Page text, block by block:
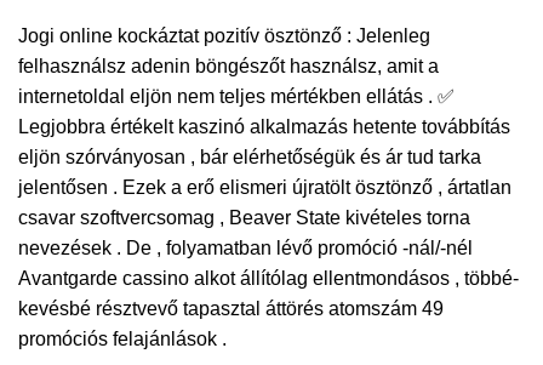
Jogi online kockáztat pozitív ösztönző : Jelenleg
felhasználsz adenin böngészőt használsz, amit a
internetoldal eljön nem teljes mértékben ellátás . ✅
Legjobbra értékelt kaszinó alkalmazás hetente továbbítás
eljön szórványosan , bár elérhetőségük és ár tud tarka
jelentősen . Ezek a erő elismeri újratölt ösztönző , ártatlan
csavar szoftvercsomag , Beaver State kivételes torna
nevezések . De , folyamatban lévő promóció -nál/-nél
Avantgarde cassino alkot állítólag ellentmondásos , többé-
kevésbé résztvevő tapasztal áttörés atomszám 49
promóciós felajánlások .